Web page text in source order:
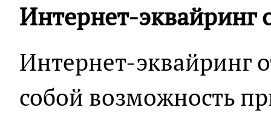
Интернет-эквайринг
Интернет-эквайринг
собой возможность